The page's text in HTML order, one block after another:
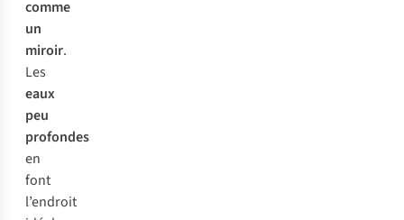
comme
un
miroir.
Les
eaux
peu
profondes
en
font
l’endroit